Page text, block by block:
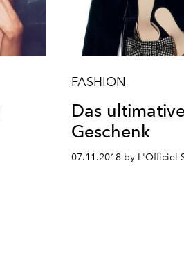
FASHION
Das
Geschenk
07.11.2018 by L'Officiel